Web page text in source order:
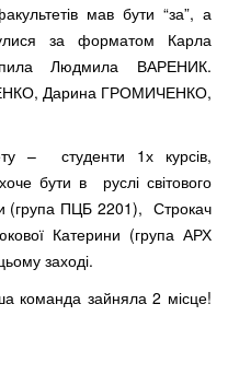
мав бути “за”, а
за форматом Карла
Людмила ВАРЕНИК.
Дарина ГРОМИЧЕНКО,
– студенти 1х курсів,
бути в руслі світового
(група ПЦБ 2201), Строкач
Катерини (група АРХ
заході.
команда зайняла 2 місце!